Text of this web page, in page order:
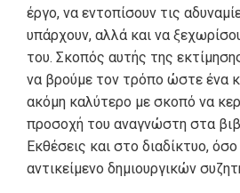
έργο, να εντοπίσουν τις
υπάρχουν, αλλά και να
του. Σκοπός αυτής της
να βρούμε τον τρόπο ώστε ένα
ακόμη καλύτερο με σκοπό να
προσοχή του αναγνώστη στα
Εκθέσεις και στο διαδίκτυο,
αντικείμενο δημιουργικών